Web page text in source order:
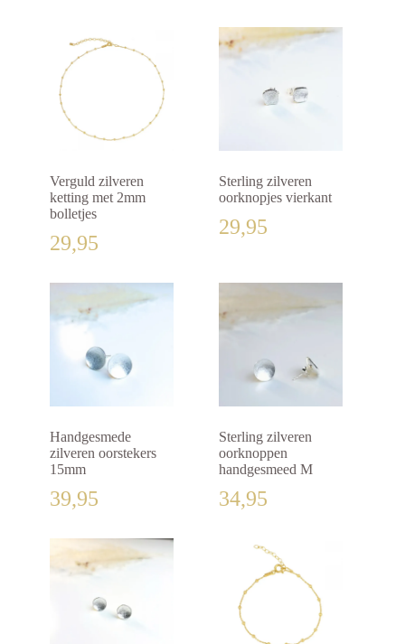
Verguld zilveren
ketting met 2mm
bolletjes
29,95
Sterling zilveren
oorknopjes vierkant
29,95
Handgesmede
zilveren oorstekers
15mm
39,95
Sterling zilveren
oorknoppen
handgesmeed M
34,95